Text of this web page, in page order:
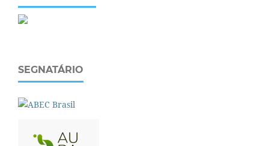
SEGNATÁRIO